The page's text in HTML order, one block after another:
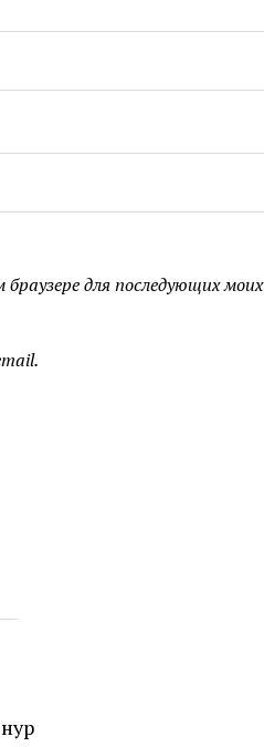
для последующих моих